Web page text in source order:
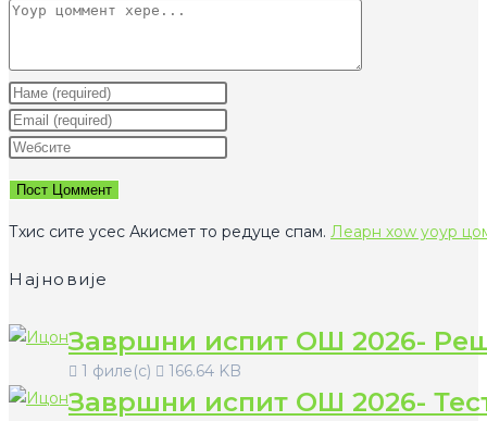
Цоммент
Ентер
yоур
наме
усернаме
то
Ентер
yоур
аддресс
то
Ентер
wебсите
УРЛ
Тхис сите усес Акисмет то редуце спам. Леарн хоw yоур
Најновије
Завршни испит ОШ 2026-
1 филе(с) 166.64 KB
Завршни испит ОШ 2026-